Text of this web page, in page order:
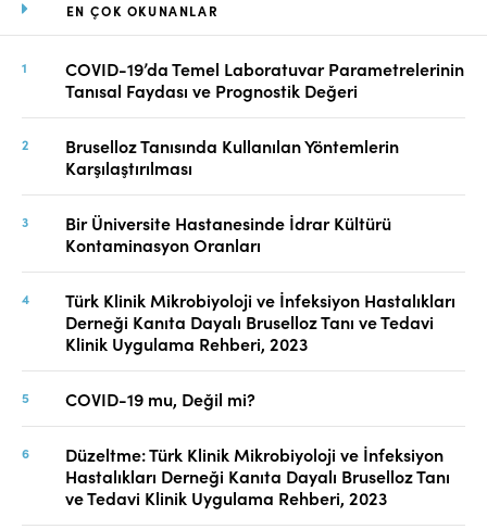
EN ÇOK OKUNANLAR
COVID-19’da Temel Laboratuvar Parametrelerinin
Tanısal Faydası ve Prognostik Değeri
Bruselloz Tanısında Kullanılan Yöntemlerin
Karşılaştırılması
Bir Üniversite Hastanesinde İdrar Kültürü
Kontaminasyon Oranları
Türk Klinik Mikrobiyoloji ve İnfeksiyon Hastalıkları
Derneği Kanıta Dayalı Bruselloz Tanı ve Tedavi
Klinik Uygulama Rehberi, 2023
COVID-19 mu, Değil mi?
Düzeltme: Türk Klinik Mikrobiyoloji ve İnfeksiyon
Hastalıkları Derneği Kanıta Dayalı Bruselloz Tanı
ve Tedavi Klinik Uygulama Rehberi, 2023